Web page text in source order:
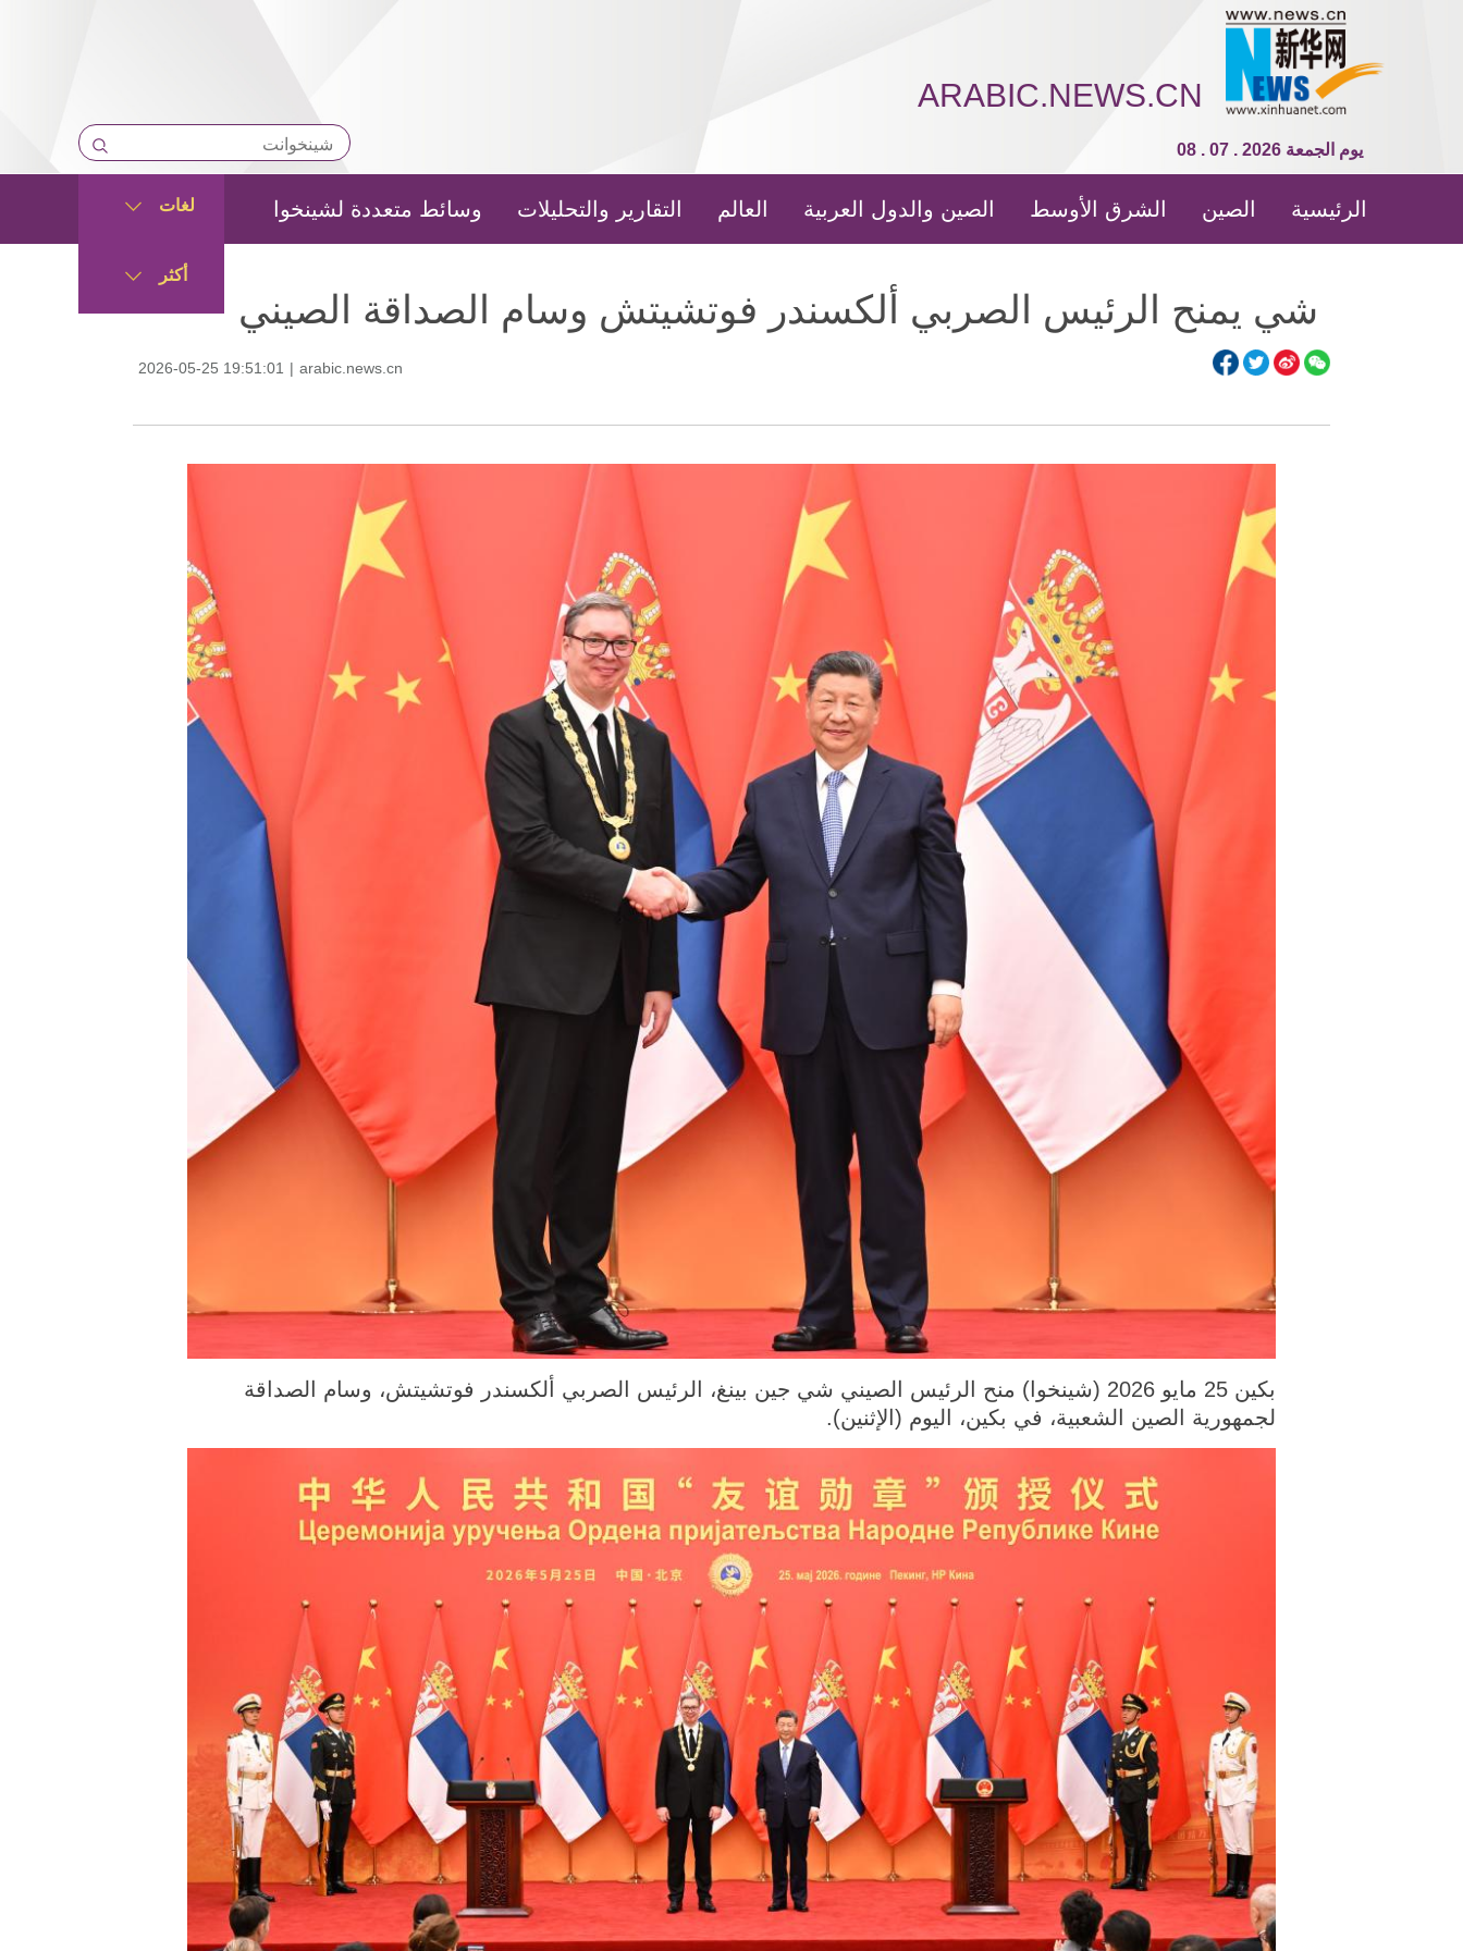
ARABIC.NEWS.CN
08 . 07 . 2026 يوم الجمعة
الرئيسية الصين الشرق الأوسط الصين والدول العربية العالم التقارير والتحليلات وسائط متعددة لشينخوا لغات
أكثر
شي يمنح الرئيس الصربي ألكسندر فوتشيتش وسام الصداقة الصيني
2026-05-25 19:51:01 | arabic.news.cn
بكين 25 مايو 2026 (شينخوا) منح الرئيس الصيني شي جين بينغ، الرئيس الصربي ألكسندر فوتشيتش، وسام الصداقة
لجمهورية الصين الشعبية، في بكين، اليوم (الإثنين).